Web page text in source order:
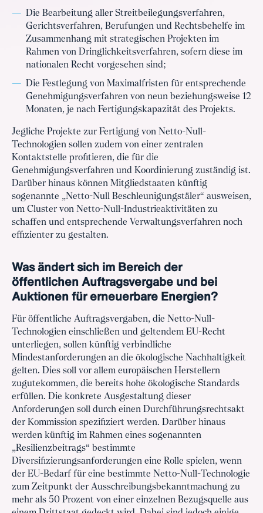
Die Bearbeitung aller Streitbeilegungsverfahren,
Gerichtsverfahren, Berufungen und Rechtsbehelfe im
Zusammenhang mit strategischen Projekten im
Rahmen von Dringlichkeitsverfahren, sofern diese im
nationalen Recht vorgesehen sind;
Die Festlegung von Maximalfristen für entsprechende
Genehmigungsverfahren von neun beziehungsweise 12
Monaten, je nach Fertigungskapazität des Projekts.
Jegliche Projekte zur Fertigung von Netto-Null-
Technologien sollen zudem von einer zentralen
Kontaktstelle profitieren, die für die
Genehmigungsverfahren und Koordinierung zuständig ist.
Darüber hinaus können Mitgliedstaaten künftig
sogenannte „Netto-Null Beschleunigungstäler“ ausweisen,
um Cluster von Netto-Null-Industrieaktivitäten zu
schaffen und entsprechende Verwaltungsverfahren noch
effizienter zu gestalten.
Was ändert sich im Bereich der
öffentlichen Auftragsvergabe und bei
Auktionen für erneuerbare Energien?
Für öffentliche Auftragsvergaben, die Netto-Null-
Technologien einschließen und geltendem EU-Recht
unterliegen, sollen künftig verbindliche
Mindestanforderungen an die ökologische Nachhaltigkeit
gelten. Dies soll vor allem europäischen Herstellern
zugutekommen, die bereits hohe ökologische Standards
erfüllen. Die konkrete Ausgestaltung dieser
Anforderungen soll durch einen Durchführungsrechtsakt
der Kommission spezifiziert werden. Darüber hinaus
werden künftig im Rahmen eines sogenannten
„Resilienzbeitrags“ bestimmte
Diversifizierungsanforderungen eine Rolle spielen, wenn
der EU-Bedarf für eine bestimmte Netto-Null-Technologie
zum Zeitpunkt der Ausschreibungsbekanntmachung zu
mehr als 50 Prozent von einer einzelnen Bezugsquelle aus